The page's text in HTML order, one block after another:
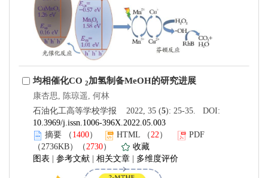
均相催化CO 2加氢制备MeOH的研究进展
康杏思, 陈琼遥, 何林
石油化工高等学校学报 2022, 35 (5): 25-35. DOI:
10.3969/j.issn.1006-396X.2022.05.003
摘要 （ 1400） HTML （ 22 ）
PDF
（2736KB）（ 2730）
收藏
图表
参考文献 相关文章 多维度评价